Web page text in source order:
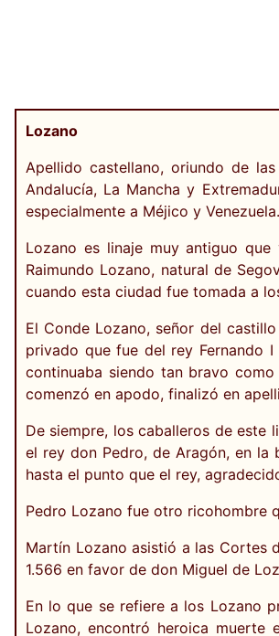
Lozano
Apellido castellano, oriundo de
Andalucía, La Mancha y
especialmente a Méjico y Venezuela.
Lozano es linaje muy antiguo
Raimundo Lozano, natural de
cuando esta ciudad fue tomada a
El Conde Lozano, señor del
privado que fue del rey Fernando
continuaba siendo tan bravo
comenzó en apodo, finalizó en
De siempre, los caballeros de este
el rey don Pedro, de Aragón, en la
hasta el punto que el rey,
Pedro Lozano fue otro ricohombre
Martín Lozano asistió a las Cortes
1.566 en favor de don Miguel de
En lo que se refiere a los Lozano
Lozano, encontró heroica